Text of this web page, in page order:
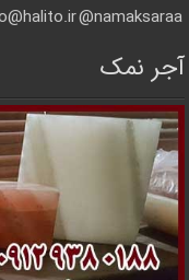
namaksaraa@
آجر نمک